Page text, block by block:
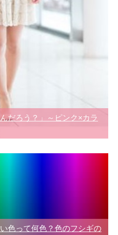
だろう？」～ピンク×カラ
色って何色？色のフシギの